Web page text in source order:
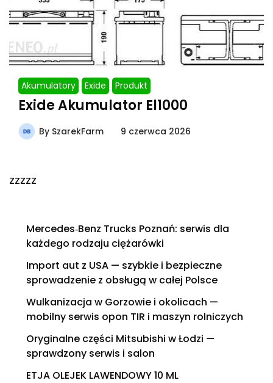
Akumulatory Exide Produkt
Exide Akumulator El1000
By SzarekFarm 9 czerwca 2026
zzzzz
Mercedes‑Benz Trucks Poznań: serwis dla
każdego rodzaju ciężarówki
Import aut z USA — szybkie i bezpieczne
sprowadzenie z obsługą w całej Polsce
Wulkanizacja w Gorzowie i okolicach —
mobilny serwis opon TIR i maszyn rolniczych
Oryginalne części Mitsubishi w Łodzi —
sprawdzony serwis i salon
ETJA OLEJEK LAWENDOWY 10 ML